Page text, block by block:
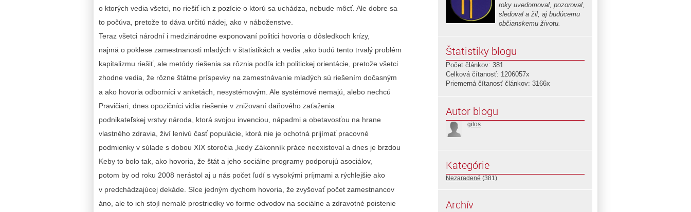
o ktorých vedia všetci, no riešiť ich z pozície o ktorú sa uchádza, nebude môcť. Ale dobre sa
to počúva, pretože to dáva určitú nádej, ako v náboženstve.
Teraz všetci národní i medzinárodne exponovaní politici hovoria o dôsledkoch krízy,
najmä o poklese zamestnanosti mladých v štatistikách a vedia ,ako budú tento trvalý problém
kapitalizmu riešiť, ale metódy riešenia sa rôznia podľa ich politickej orientácie, pretože všetci
zhodne vedia, že rôzne štátne príspevky na zamestnávanie mladých sú riešením dočasným
a ako hovoria odborníci v anketách, nesystémovým. Ale systémové nemajú, alebo nechcú
Pravičiari, dnes opozičníci vidia riešenie v znižovaní daňového zaťaženia
podnikateľskej vrstvy národa, ktorá svojou invenciou, nápadmi a obetavosťou na hrane
vlastného zdravia, živí lenivú časť populácie, ktorá nie je ochotná prijímať pracovné
podmienky v súlade s dobou XIX storočia ,kedy Zákonník práce neexistoval a dnes je brzdou
Keby to bolo tak, ako hovoria, že štát a jeho sociálne programy podporujú asociálov,
potom by od roku 2008 nerástol aj u nás počet ľudí s vysokými príjmami a rýchlejšie ako
v predchádzajúcej dekáde. Síce jedným dychom hovoria, že zvyšovať počet zamestnancov
áno, ale to ich stojí nemalé prostriedky vo forme odvodov na sociálne a zdravotné poistenie
roky uvedomoval, pozoroval,
sledoval a žil, aj budúcemu
občianskemu životu.
Štatistiky blogu
Počet článkov: 381
Celková čítanosť: 1206057x
Priemerná čítanosť článkov: 3166x
Autor blogu
gilos
Kategórie
Nezaradené (381)
Archív